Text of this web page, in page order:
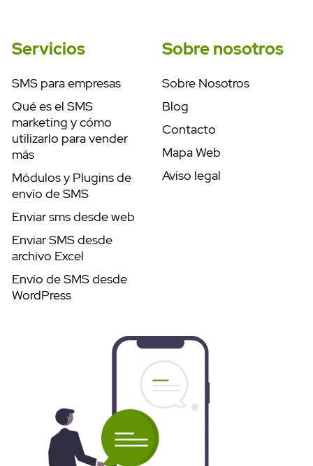
Servicios
SMS para empresas
Qué es el SMS
marketing y cómo
utilizarlo para vender
más
Módulos y Plugins de
envío de SMS
Enviar sms desde web
Enviar SMS desde
archivo Excel
Envío de SMS desde
WordPress
Sobre nosotros
Sobre Nosotros
Blog
Contacto
Mapa Web
Aviso legal